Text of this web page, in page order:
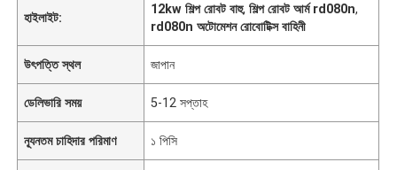
হাইলাইট:
12kw শিল্প রোবট বাহু,শিল্প রোবট আর্ম rd080n,
rd080n অটোমেশন রোবোটিক্স বাহিনী
উৎপত্তি স্থল জাপান
ডেলিভারি সময় 5-12 সপ্তাহ
ন্যূনতম চাহিদার পরিমাণ ১ পিসি